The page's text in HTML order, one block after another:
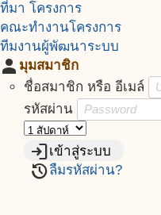
ที่มา โครงการ
คณะทำงานโครงการ
ทีมงานผู้พัฒนาระบบ
person มุมสมาชิก
ชื่อสมาชิก หรือ อีเมล์
รหัสผ่าน
loginเข้าสู่ระบบ
restoreลืมรหัสผ่าน?